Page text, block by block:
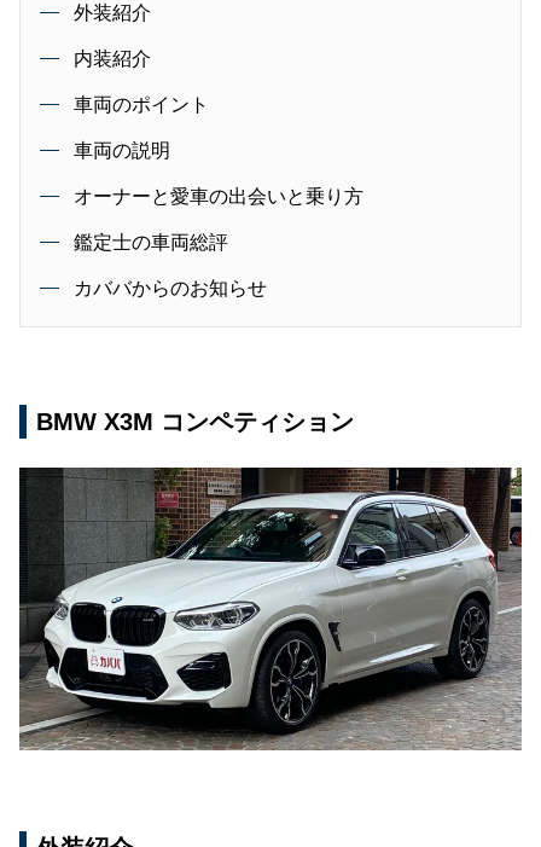
外装紹介
内装紹介
車両のポイント
車両の説明
オーナーと愛車の出会いと乗り方
鑑定士の車両総評
カババからのお知らせ
BMW X3M コンペティション